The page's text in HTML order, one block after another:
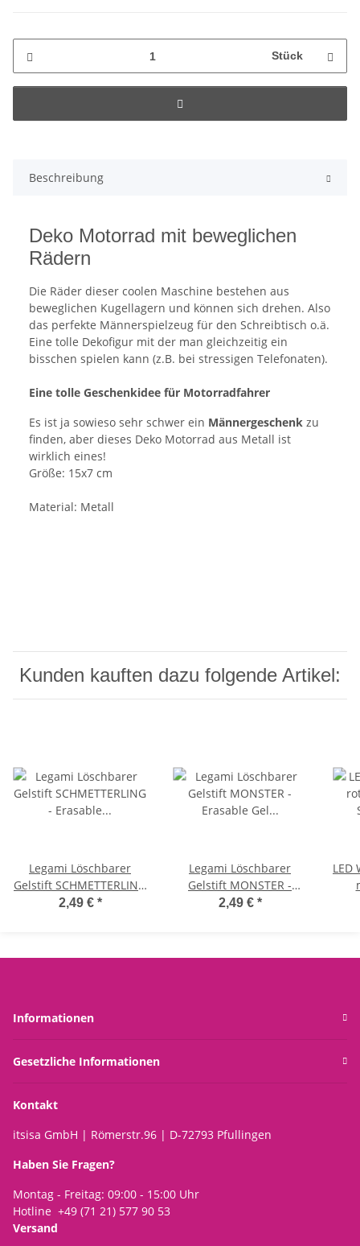
Stück
Beschreibung
Deko Motorrad mit beweglichen
Rädern
Die Räder dieser coolen Maschine bestehen aus
beweglichen Kugellagern und können sich drehen. Also
das perfekte Männerspielzeug für den Schreibtisch o.ä.
Eine tolle Dekofigur mit der man gleichzeitig ein
bisschen spielen kann (z.B. bei stressigen Telefonaten).
Eine tolle Geschenkidee für Motorradfahrer
Es ist ja sowieso sehr schwer ein Männergeschenk zu
finden, aber dieses Deko Motorrad aus Metall ist
wirklich eines!
Größe: 15x7 cm
Material: Metall
Kunden kauften dazu folgende Artikel:
Legami Löschbarer
Gelstift SCHMETTERLING
- Erasable Gel Pen, Stift ,
2,49 € *
Legami Löschbarer
Gelstift MONSTER -
Erasable Gel Pen, Stift ,
2,49 € *
LED
Informationen
Gesetzliche Informationen
Kontakt
itsisa GmbH | Römerstr.96 | D-72793 Pfullingen
Haben Sie Fragen?
Montag - Freitag: 09:00 - 15:00 Uhr
Hotline +49 (71 21) 577 90 53
Versand